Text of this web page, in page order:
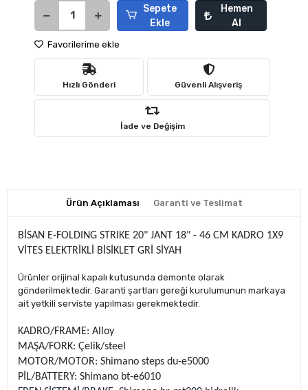
Sepete
Ekle
Hemen
Al
Favorilerime ekle
Hızlı Gönderi Güvenli Alışveriş
İade ve Değişim
Ürün Açıklaması Garanti ve Teslimat
BİSAN E-FOLDING STRIKE 20" JANT 18" - 46 CM KADRO 1X9
VİTES ELEKTRİKLİ BİSİKLET GRİ SİYAH
Ürünler orijinal kapalı kutusunda demonte olarak
gönderilmektedir. Garanti şartları gereği kurulumunun markaya
ait yetkili serviste yapılması gerekmektedir.
KADRO/FRAME: Alloy
MAŞA/FORK: Çelik/steel
MOTOR/MOTOR: Shimano steps du-e5000
PİL/BATTERY: Shimano bt-e6010